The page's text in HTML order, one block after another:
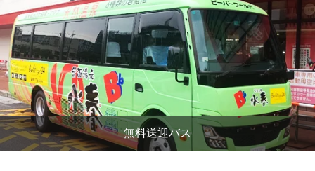
無料送迎バス